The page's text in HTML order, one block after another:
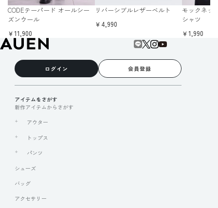
CODEテーパード オールシー
ズンウール
￥11,900
リバーシブルレザーベルト
￥4,990
モックネッ
シャツ
￥1,990
ログイン 会員登録
アイテムをさがす
新作アイテムからさがす
アウター
トップス
パンツ
シューズ
バッグ
アクセサリー